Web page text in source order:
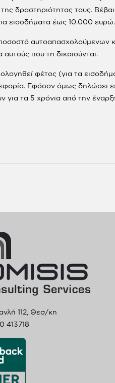
δραστηριότητας τους.
εισοδήματα έως 10.000 ευρώ.
που τη δικαιούνται.
φέτος (για τα
Εφόσον όμως δηλώσει
τα 5 χρόνια από την
112, Θεσ/κη
413718